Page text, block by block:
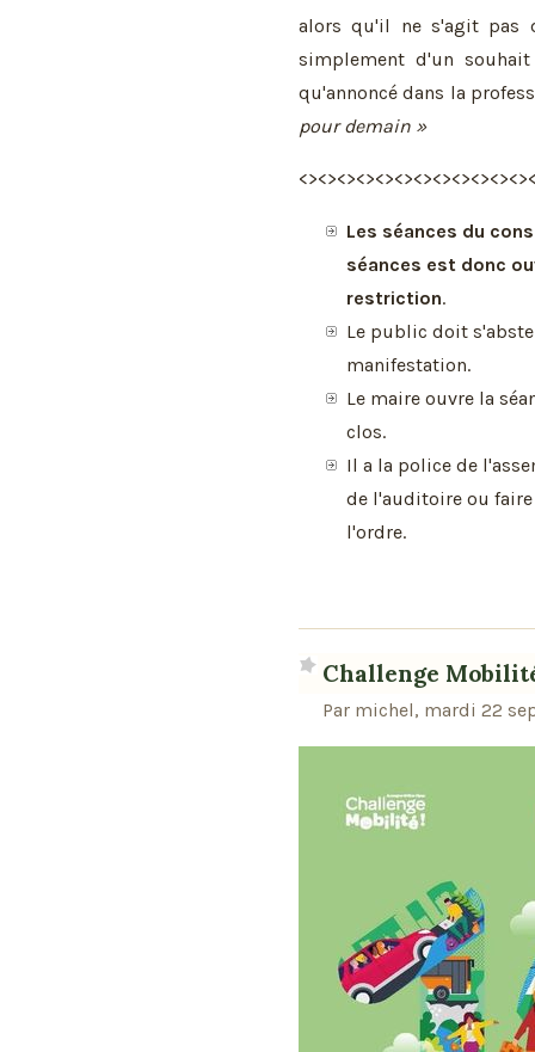
alors qu'il ne s'agit pas
simplement d'un
qu'annoncé dans la
pour demain »
Les séances du
séances est donc
restriction.
Le public doit
manifestation.
Le maire ouvre la
clos.
Il a la police de
de l'auditoire ou
l'ordre.
Challenge
Par michel, mardi 22